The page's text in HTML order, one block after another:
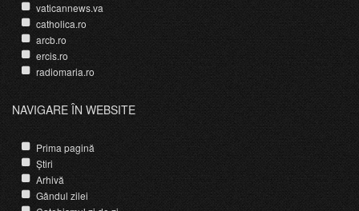
vaticannews.va
catholica.ro
arcb.ro
ercis.ro
radiomaria.ro
NAVIGARE ÎN WEBSITE
Prima pagină
Știri
Arhivă
Gândul zilei